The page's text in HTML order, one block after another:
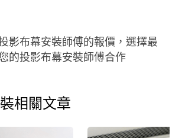
影布幕安裝師傅的報價，選擇最
的投影布幕安裝師傅合作
相關文章